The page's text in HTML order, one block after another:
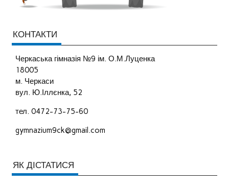
КОНТАКТИ
Черкаська гімназія №9 ім. О.М.Луценка
18005
м. Черкаси
вул. Ю.Іллєнка, 52
тел. 0472-73-75-60
gymnazium9ck@gmail.com
ЯК ДІСТАТИСЯ